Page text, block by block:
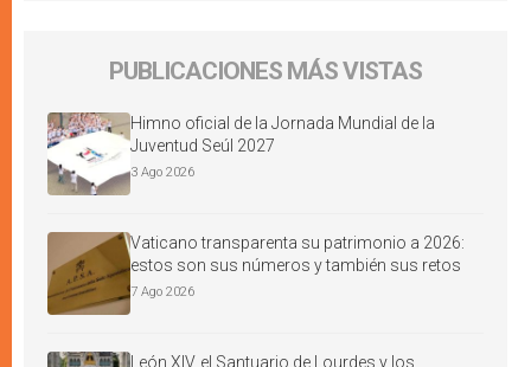
PUBLICACIONES MÁS VISTAS
Himno oficial de la Jornada Mundial de la
Juventud Seúl 2027
3 Ago 2026
Vaticano transparenta su patrimonio a 2026:
estos son sus números y también sus retos
7 Ago 2026
León XIV, el Santuario de Lourdes y los